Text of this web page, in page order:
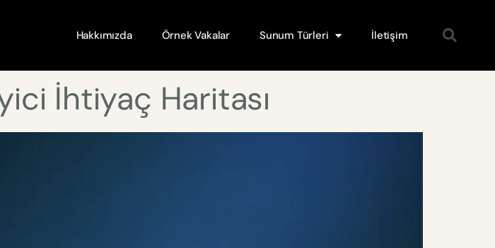
Hakkımızda Örnek Vakalar Sunum Türleri İletişim
İhtiyaç Haritası